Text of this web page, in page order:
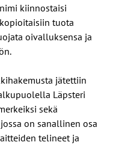
kiinnostaisi
tuota
oivalluksensa ja
jätettiin
Läpsteri
sekä
on sanallinen osa
telineet ja